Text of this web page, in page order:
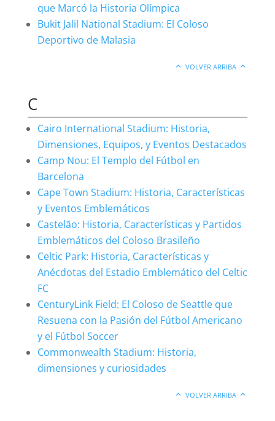
que Marcó la Historia Olímpica
Bukit Jalil National Stadium: El Coloso
Deportivo de Malasia
VOLVER ARRIBA
C
Cairo International Stadium: Historia,
Dimensiones, Equipos, y Eventos Destacados
Camp Nou: El Templo del Fútbol en
Barcelona
Cape Town Stadium: Historia, Características
y Eventos Emblemáticos
Castelão: Historia, Características y Partidos
Emblemáticos del Coloso Brasileño
Celtic Park: Historia, Características y
Anécdotas del Estadio Emblemático del Celtic
FC
CenturyLink Field: El Coloso de Seattle que
Resuena con la Pasión del Fútbol Americano
y el Fútbol Soccer
Commonwealth Stadium: Historia,
dimensiones y curiosidades
VOLVER ARRIBA